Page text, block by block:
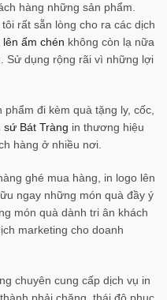
hàng những sản phẩm.
rất sẵn lòng cho ra các dịch
lên ấm chén không còn lạ nữa
Sử dụng rộng rãi vì những lợi
đi kèm quà tặng ly, cốc,
Bát Tràng in thương hiệu
hàng ở nhiều nơi.
ghé mua hàng, in logo lên
ngay những món quà đầy ý
món quà dành tri ân khách
marketing cho doanh
chuyên cung cấp dịch vụ in